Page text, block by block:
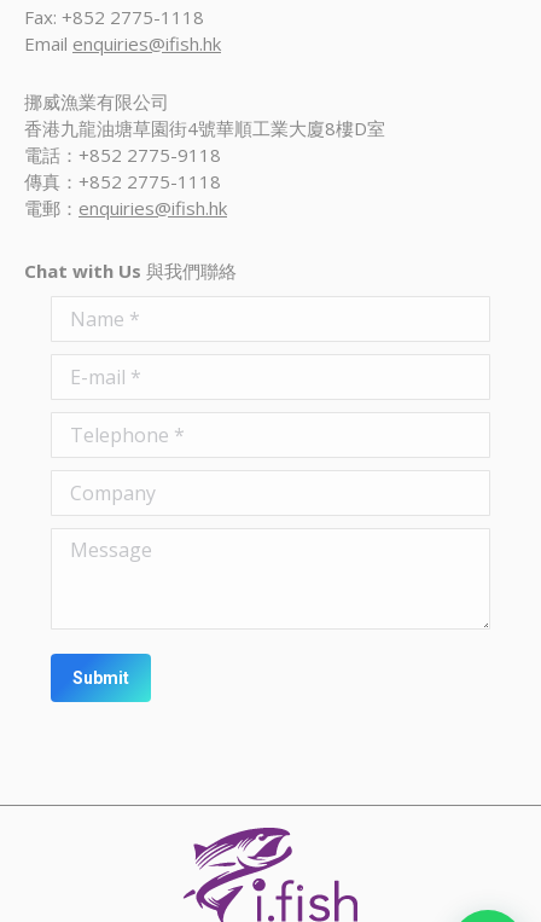
Fax: +852 2775-1118
Email enquiries@ifish.hk
挪威漁業有限公司
香港九龍油塘草園街4號華順工業大廈8樓D室
電話：+852 2775-9118
傳真：+852 2775-1118
電郵： enquiries@ifish.hk
Chat with Us 與我們聯絡
Name *
E-mail *
Telephone *
Company
Message
Submit